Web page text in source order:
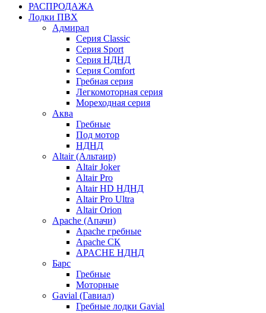
РАСПРОДАЖА
Лодки ПВХ
Адмирал
Серия Classic
Серия Sport
Серия НДНД
Серия Comfort
Гребная серия
Легкомоторная серия
Мореходная серия
Аква
Гребные
Под мотор
НДНД
Altair (Альтаир)
Altair Joker
Altair Pro
Altair HD НДНД
Altair Pro Ultra
Altair Orion
Apache (Апачи)
Apache гребные
Apache СК
APACHE НДНД
Барс
Гребные
Моторные
Gavial (Гавиал)
Гребные лодки Gavial